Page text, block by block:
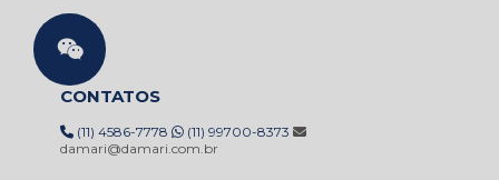
CONTATOS
(11) 4586-7778
(11) 99700-8373
damari@damari.com.br